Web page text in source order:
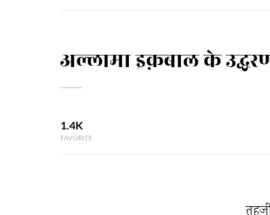
अल्लामा इक़बाल के
1.4K
FAVORITE